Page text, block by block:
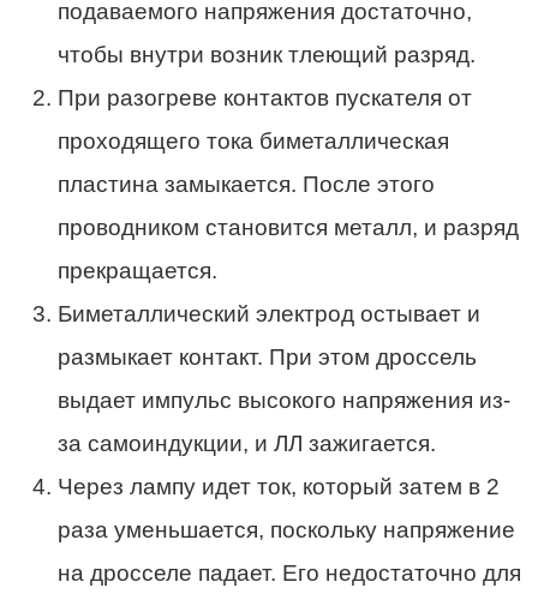
подаваемого напряжения достаточно,
чтобы внутри возник тлеющий разряд.
При разогреве контактов пускателя от
проходящего тока биметаллическая
пластина замыкается. После этого
проводником становится металл, и разряд
прекращается.
Биметаллический электрод остывает и
размыкает контакт. При этом дроссель
выдает импульс высокого напряжения из-
за самоиндукции, и ЛЛ зажигается.
Через лампу идет ток, который затем в 2
раза уменьшается, поскольку напряжение
на дросселе падает. Его недостаточно для